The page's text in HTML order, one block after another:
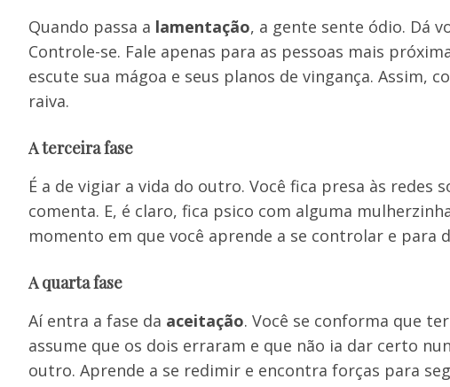
Quando passa a lamentação, a gente sente ódio. Dá
Controle-se. Fale apenas para as pessoas mais
escute sua mágoa e seus planos de vingança. Assim,
raiva.
A terceira fase
É a de vigiar a vida do outro. Você fica presa às
comenta. E, é claro, fica psico com alguma
momento em que você aprende a se controlar e para
A quarta fase
Aí entra a fase da aceitação. Você se conforma que
assume que os dois erraram e que não ia dar certo
outro. Aprende a se redimir e encontra forças para